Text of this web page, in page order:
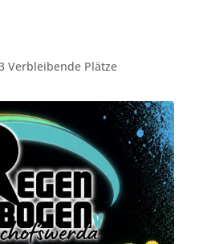
Verbleibende Plätze